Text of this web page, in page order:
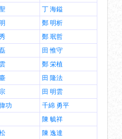
丁 海鎰
鄭 明析
鄭 珉哲
田 惟守
鄭 栄植
田 隆法
田 明雲
功
千綿 勇平
陳 毓祥
陳 逸達